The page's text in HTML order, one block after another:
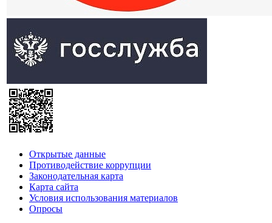
Открытые данные
Противодействие коррупции
Законодательная карта
Карта сайта
Условия использования материалов
Опросы